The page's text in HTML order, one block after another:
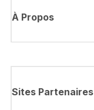
À Propos
Sites Partenaires